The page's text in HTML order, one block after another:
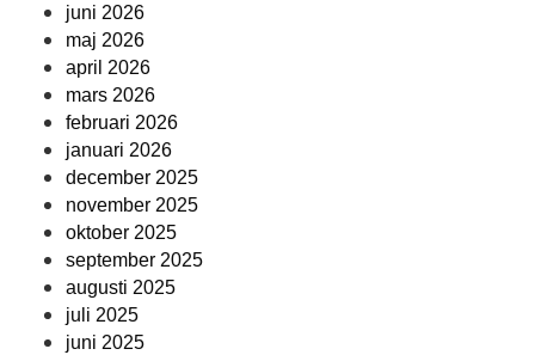
juni 2026
maj 2026
april 2026
mars 2026
februari 2026
januari 2026
december 2025
november 2025
oktober 2025
september 2025
augusti 2025
juli 2025
juni 2025